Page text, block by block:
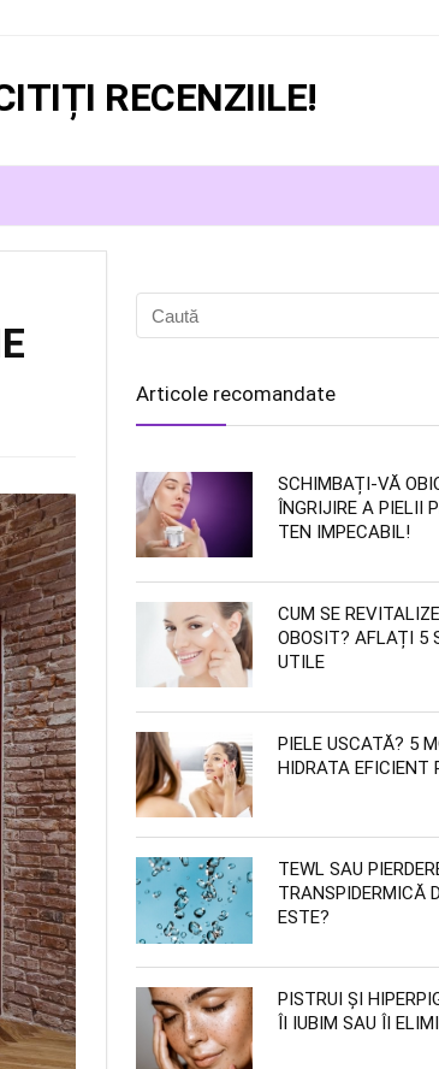
RECENZIILE!
Articole recomandate
SCHIMBAȚI-VĂ
ÎNGRIJIRE A PIELII
TEN IMPECABIL!
CUM SE
OBOSIT? AFLAȚI 5
UTILE
PIELE USCATĂ? 5
HIDRATA EFICIENT
TEWL SAU
TRANSPIDERMICĂ
ESTE?
PISTRUI ȘI
ÎI IUBIM SAU ÎI